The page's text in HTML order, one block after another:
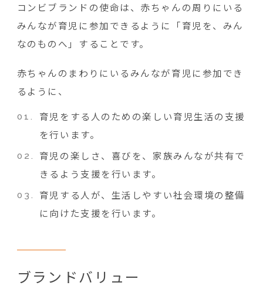
コンビブランドの使命は、赤ちゃんの周りにいる
みんなが育児に参加できるように「育児を、みん
なのものへ」することです。
赤ちゃんのまわりにいるみんなが育児に参加でき
るように、
育児をする人のための楽しい育児生活の支援
を行います。
育児の楽しさ、喜びを、家族みんなが共有で
きるよう支援を行います。
育児する人が、生活しやすい社会環境の整備
に向けた支援を行います。
ブランドバリュー